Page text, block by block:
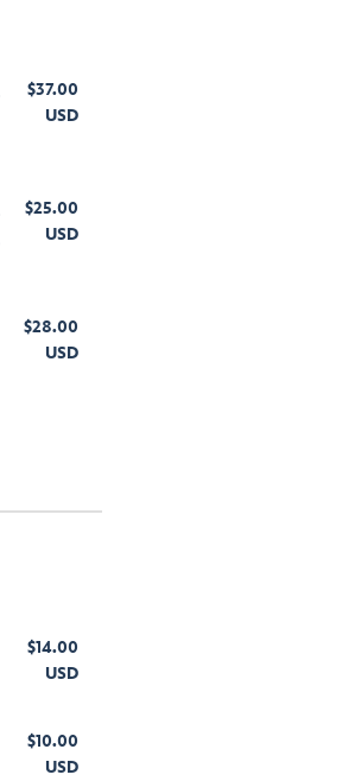
$37.00
USD
$25.00
USD
$28.00
USD
$14.00
USD
$10.00
USD